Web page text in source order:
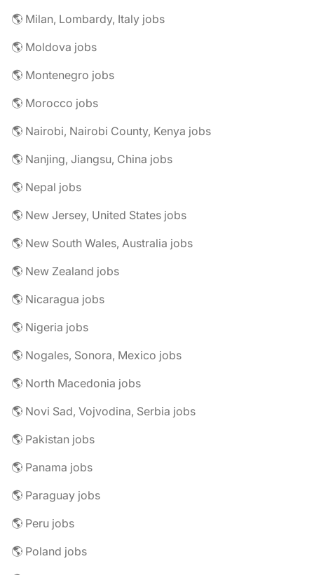
🌎 Milan, Lombardy, Italy jobs
🌎 Moldova jobs
🌎 Montenegro jobs
🌎 Morocco jobs
🌎 Nairobi, Nairobi County, Kenya jobs
🌎 Nanjing, Jiangsu, China jobs
🌎 Nepal jobs
🌎 New Jersey, United States jobs
🌎 New South Wales, Australia jobs
🌎 New Zealand jobs
🌎 Nicaragua jobs
🌎 Nigeria jobs
🌎 Nogales, Sonora, Mexico jobs
🌎 North Macedonia jobs
🌎 Novi Sad, Vojvodina, Serbia jobs
🌎 Pakistan jobs
🌎 Panama jobs
🌎 Paraguay jobs
🌎 Peru jobs
🌎 Poland jobs